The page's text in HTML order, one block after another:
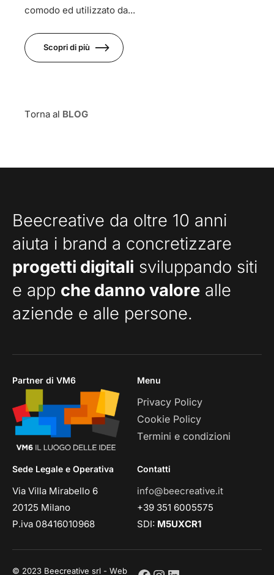
comodo ed utilizzato da...
Scopri di più
Torna al BLOG
Beecreative da oltre 10 anni
aiuta i brand a concretizzare
progetti digitali sviluppando siti
e app che danno valore alle
aziende e alle persone.
Partner di VM6 Menu
Privacy Policy
Cookie Policy
Termini e condizioni
Sede Legale e Operativa
Via Villa Mirabello 6
20125 Milano
P.iva 08416010968
Contatti
info@beecreative.it
+39 351 6005575
SDI: M5UXCR1
© 2023 Beecreative srl - Web